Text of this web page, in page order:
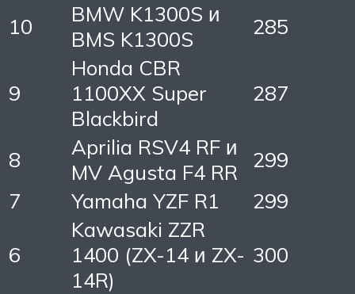
10
BMW K1300S и
BMS K1300S
285
9
Honda CBR
1100XX Super
Blackbird
287
8
Aprilia RSV4 RF и
MV Agusta F4 RR
299
7
Yamaha YZF R1 299
6
Kawasaki ZZR
1400 (ZX-14 и ZX-
14R)
300